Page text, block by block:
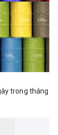
trong tháng